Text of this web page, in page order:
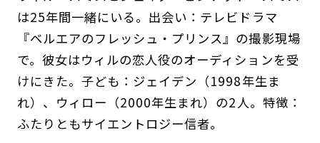
は25年間一緒にいる。出会い：テレビドラマ
『ベルエアのフレッシュ・プリンス』の撮影現場
で。彼女はウィルの恋人役のオーディションを受
けにきた。子ども：ジェイデン（1998年生ま
れ）、ウィロー（2000年生まれ）の2人。特徴：
ふたりともサイエントロジー信者。